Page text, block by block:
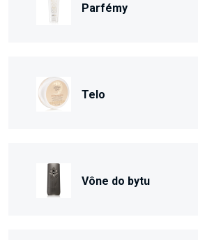
Parfémy
Telo
Vône do bytu